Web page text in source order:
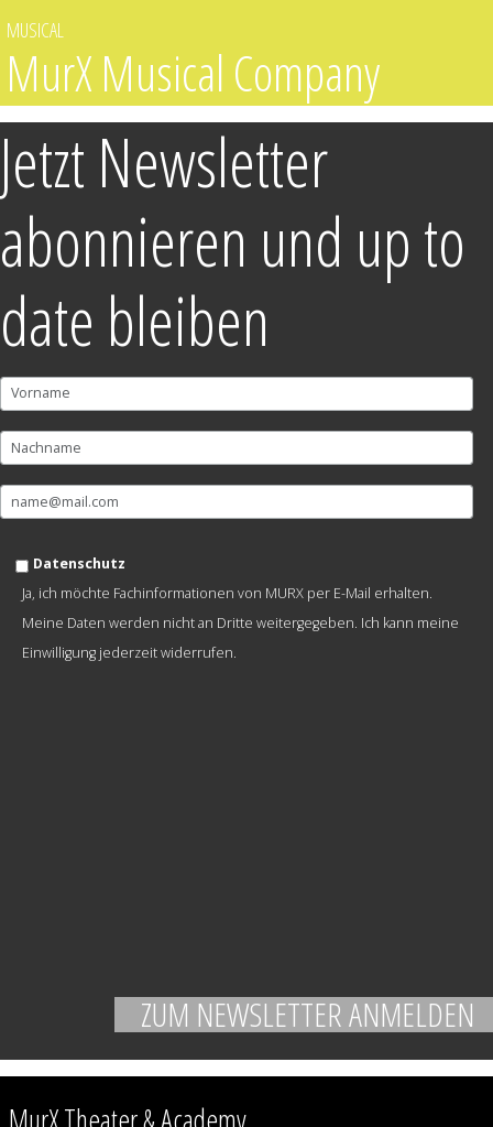
MUSICAL
MurX Musical Company
Jetzt Newsletter
abonnieren und up to
date bleiben
Datenschutz
Ja, ich möchte Fachinformationen von MURX per E-Mail erhalten.
Meine Daten werden nicht an Dritte weitergegeben. Ich kann meine
Einwilligung jederzeit widerrufen.